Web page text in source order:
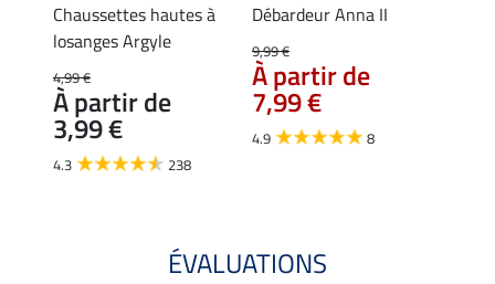
Chaussettes hautes à
losanges Argyle
4,99 €
À partir de
3,99 €
4.3 238
Débardeur Anna II
9,99 €
À partir de
7,99 €
4.9 8
ÉVALUATIONS